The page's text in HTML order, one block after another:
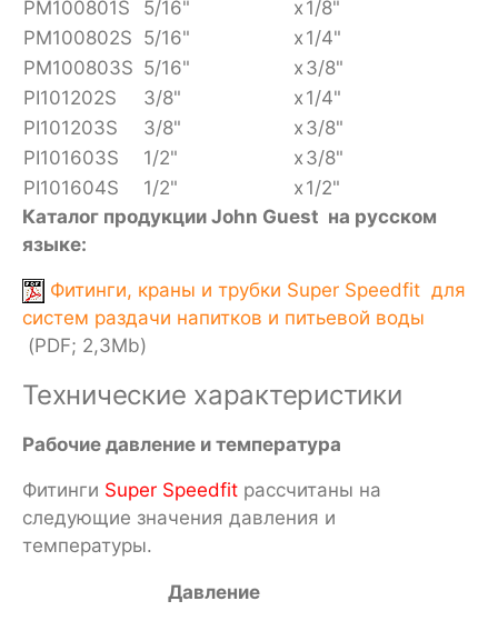
PM100801S 5/16" x 1/8"
PM100802S 5/16" x 1/4"
PM100803S 5/16" x 3/8"
PI101202S
3/8" x 1/4"
PI101203S
3/8" x 3/8"
PI101603S
1/2" x 3/8"
PI101604S
1/2" x 1/2"
Каталог продукции John Guest на русском
языке:
Фитинги, краны и трубки Super Speedfit для
систем раздачи напитков и питьевой воды
(PDF; 2,3Mb)
Технические характеристики
Рабочие давление и температура
Фитинги Super Speedfit рассчитаны на
следующие значения давления и
температуры.
Давление